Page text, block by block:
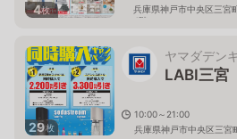
4枚
兵庫県神戸市中央区三宮
4階
29枚
ヤマダデンキ
LABI三宮
10:00～21:00
兵庫県神戸市中央区三